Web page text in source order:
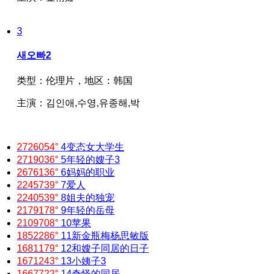
3
새오빠2
类型： 伦理片， 地区： 韩国
主演： 김인애,수영,유종해,박
2726054° 4变态女大学生
2719036° 5年轻的嫂子3
2676136° 6妈妈的职业
2245739° 7爱人
2240539° 8姐夫的独宠
2179178° 9年轻的岳母
2109708° 10苹果
1852286° 11新金瓶梅杨思敏版
1681179° 12和嫂子同居的日子
1671243° 13小姨子3